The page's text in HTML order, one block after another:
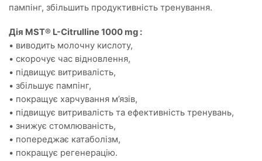
пампінг, збільшить продуктивність тренування.
Дія MST® L-Citrulline 1000 mg :
• виводить молочну кислоту,
• скорочує час відновлення,
• підвищує витривалість,
• збільшує пампінг,
• покращує харчування м’язів,
• підвищує витривалість та ефективність тренувань,
• знижує стомлюваність,
• попереджає катаболізм,
• покращує регенерацію.